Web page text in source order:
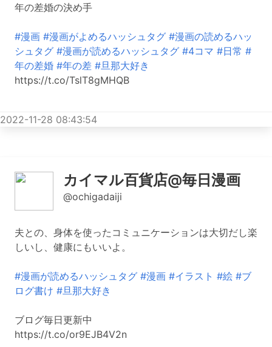
年の差婚の決め手
#漫画 #漫画がよめるハッシュタグ #漫画の読めるハッ
シュタグ #漫画が読めるハッシュタグ #4コマ #日常 #
年の差婚 #年の差 #旦那大好き
https://t.co/TslT8gMHQB
2022-11-28 08:43:54
カイマル百貨店@毎日漫画
@ochigadaiji
夫との、身体を使ったコミュニケーションは大切だし楽
しいし、健康にもいいよ。
#漫画が読めるハッシュタグ #漫画 #イラスト #絵 #ブ
ログ書け #旦那大好き
ブログ毎日更新中
https://t.co/or9EJB4V2n